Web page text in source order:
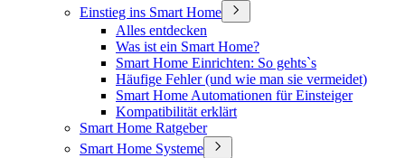
Einstieg ins Smart Home
Alles entdecken
Was ist ein Smart Home?
Smart Home Einrichten: So gehts`s
Häufige Fehler (und wie man sie vermeidet)
Smart Home Automationen für Einsteiger
Kompatibilität erklärt
Smart Home Ratgeber
Smart Home Systeme